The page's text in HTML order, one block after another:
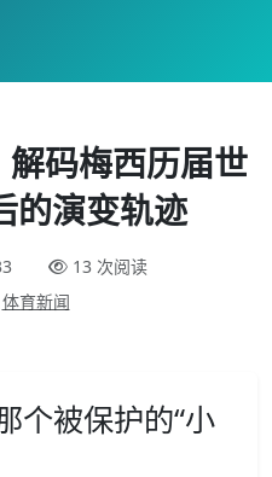
码梅西历届世
的演变轨迹
13 次阅读
体育新闻
个被保护的“小